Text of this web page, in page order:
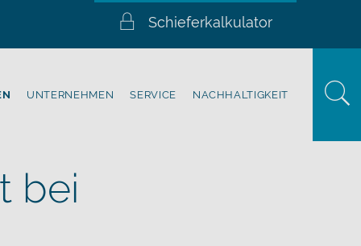
Schieferkalkulator
UNTERNEHMEN SERVICE NACHHALTIGKEIT
bei